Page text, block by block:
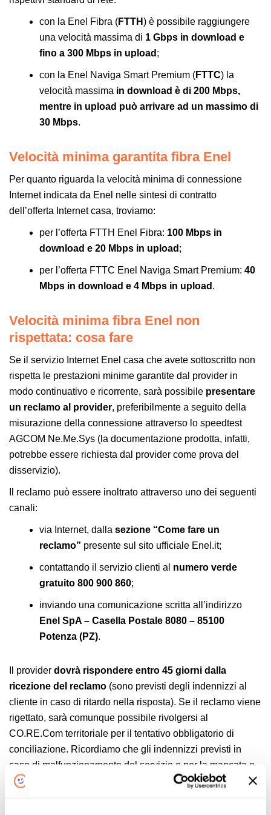
con la Enel Fibra (FTTH) è possibile raggiungere
una velocità massima di 1 Gbps in download e
fino a 300 Mbps in upload ;
con la Enel Naviga Smart Premium (FTTC) la
velocità massima in download è di 200 Mbps,
mentre in upload può arrivare ad un massimo di
30 Mbps.
Velocità minima garantita fibra Enel
Per quanto riguarda la velocità minima di connessione
Internet indicata da Enel nelle sintesi di contratto
dell’offerta Internet casa, troviamo:
per l’offerta FTTH Enel Fibra: 100 Mbps in
download e 20 Mbps in upload ;
per l’offerta FTTC Enel Naviga Smart Premium: 40
Mbps in download e 4 Mbps in upload .
Velocità minima fibra Enel non
rispettata: cosa fare
Se il servizio Internet Enel casa che avete sottoscritto non
rispetta le prestazioni minime garantite dal provider in
modo continuativo e ricorrente, sarà possibile presentare
un reclamo al provider, preferibilmente a seguito della
misurazione della connessione attraverso lo speedtest
AGCOM Ne.Me.Sys (la documentazione prodotta, infatti,
potrebbe essere richiesta dal provider come prova del
disservizio).
Il reclamo può essere inoltrato attraverso uno dei seguenti
canali:
via Internet, dalla sezione “Come fare un
reclamo” presente sul sito ufficiale Enel.it;
contattando il servizio clienti al numero verde
gratuito 800 900 860;
inviando una comunicazione scritta all’indirizzo
Enel SpA – Casella Postale 8080 – 85100
Potenza (PZ).
Il provider dovrà rispondere entro 45 giorni dalla
ricezione del reclamo (sono previsti degli indennizzi al
cliente in caso di ritardo nella risposta). Se il reclamo viene
rigettato, sarà comunque possibile rivolgersi al
CO.RE.Com territoriale per il tentativo obbligatorio di
conciliazione. Ricordiamo che gli indennizzi previsti in
caso di malfunzionamento del servizio e per la mancata o
ritardata risposta al reclamo
dovranno essere richiesti